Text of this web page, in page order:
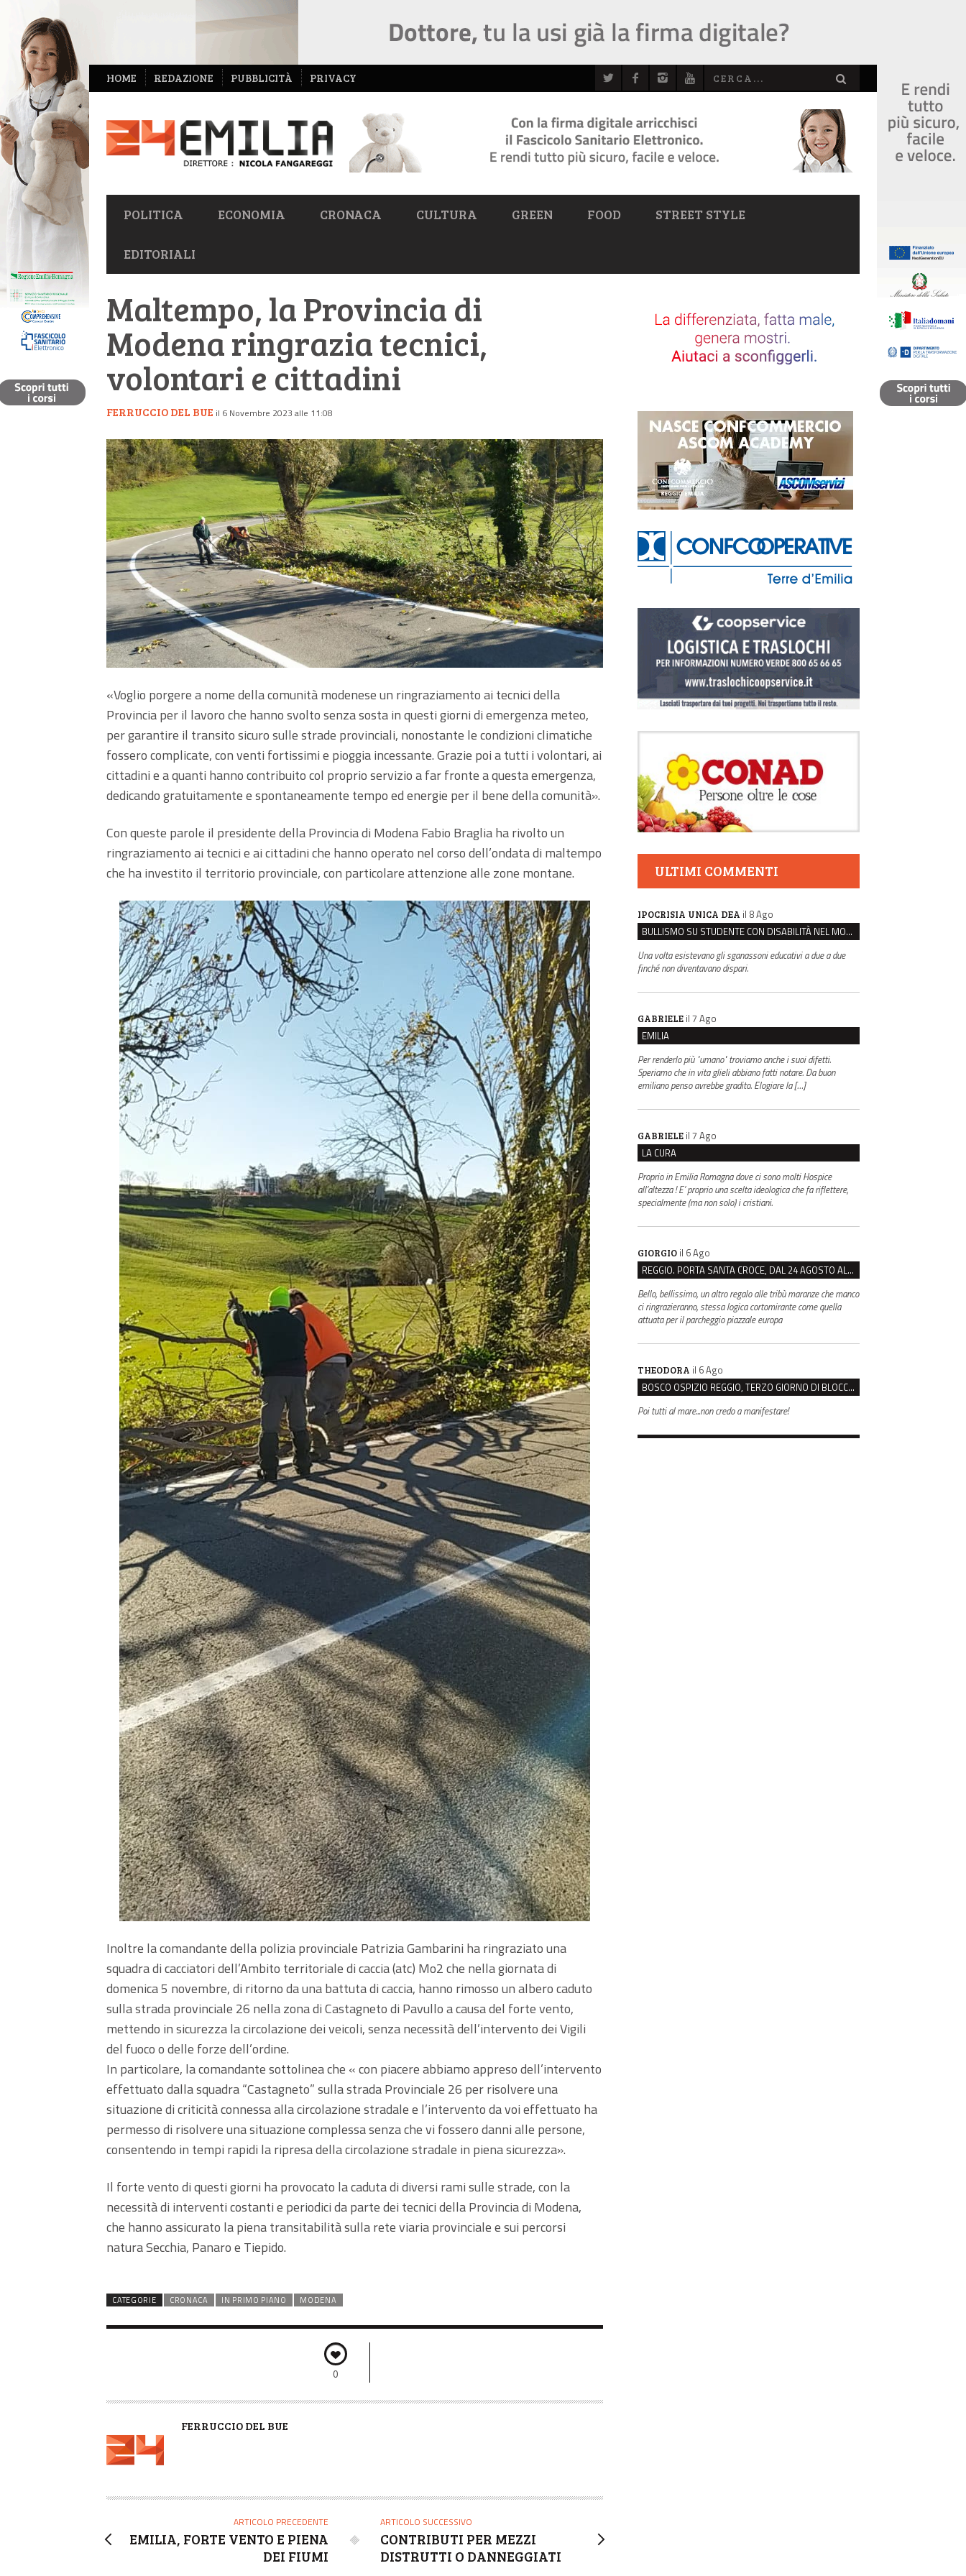
NAVIGAZIONE
SECONDARIA
HOME REDAZIONE PUBBLICITÀ PRIVACY
NAVIGAZIONE
PRIMARIA
POLITICA ECONOMIA CRONACA CULTURA GREEN FOOD STREET STYLE
EDITORIALI
Maltempo, la Provincia di
Modena ringrazia tecnici,
volontari e cittadini
FERRUCCIO DEL BUE il 6 Novembre 2023 alle 11:08
«Voglio porgere a nome della comunità modenese un ringraziamento ai tecnici della
Provincia per il lavoro che hanno svolto senza sosta in questi giorni di emergenza meteo,
per garantire il transito sicuro sulle strade provinciali, nonostante le condizioni climatiche
fossero complicate, con venti fortissimi e pioggia incessante. Grazie poi a tutti i volontari, ai
cittadini e a quanti hanno contribuito col proprio servizio a far fronte a questa emergenza,
dedicando gratuitamente e spontaneamente tempo ed energie per il bene della comunità».
Con queste parole il presidente della Provincia di Modena Fabio Braglia ha rivolto un
ringraziamento ai tecnici e ai cittadini che hanno operato nel corso dell’ondata di maltempo
che ha investito il territorio provinciale, con particolare attenzione alle zone montane.
Inoltre la comandante della polizia provinciale Patrizia Gambarini ha ringraziato una
squadra di cacciatori dell’Ambito territoriale di caccia (atc) Mo2 che nella giornata di
domenica 5 novembre, di ritorno da una battuta di caccia, hanno rimosso un albero caduto
sulla strada provinciale 26 nella zona di Castagneto di Pavullo a causa del forte vento,
mettendo in sicurezza la circolazione dei veicoli, senza necessità dell’intervento dei Vigili
del fuoco o delle forze dell’ordine.
In particolare, la comandante sottolinea che « con piacere abbiamo appreso dell’intervento
effettuato dalla squadra “Castagneto” sulla strada Provinciale 26 per risolvere una
situazione di criticità connessa alla circolazione stradale e l’intervento da voi effettuato ha
permesso di risolvere una situazione complessa senza che vi fossero danni alle persone,
consentendo in tempi rapidi la ripresa della circolazione stradale in piena sicurezza».
Il forte vento di questi giorni ha provocato la caduta di diversi rami sulle strade, con la
necessità di interventi costanti e periodici da parte dei tecnici della Provincia di Modena,
che hanno assicurato la piena transitabilità sulla rete viaria provinciale e sui percorsi
natura Secchia, Panaro e Tiepido.
CATEGORIE CRONACA IN PRIMO PIANO MODENA
0
A
R
FERRUCCIO DEL BUE
ARTICOLO PRECEDENTE
EMILIA, FORTE VENTO E PIENA
DEI FIUMI
ARTICOLO SUCCESSIVO
CONTRIBUTI PER MEZZI
DISTRUTTI O DANNEGGIATI
ULTIMI COMMENTI
IPOCRISIA UNICA DEA il 8 Ago
BULLISMO SU STUDENTE CON DISABILITÀ NEL MODENESE, INDAGATI DUE RAGAZZI DI 16 ANNI
Una volta esistevano gli sganassoni educativi a due a due
finché non diventavano dispari.
GABRIELE il 7 Ago
EMILIA
Per renderlo più "umano" troviamo anche i suoi difetti.
Speriamo che in vita glieli abbiano fatti notare. Da buon
emiliano penso avrebbe gradito. Elogiare la […]
GABRIELE il 7 Ago
LA CURA
Proprio in Emilia Romagna dove ci sono molti Hospice
all’altezza ! E’ proprio una scelta ideologica che fa riflettere,
specialmente (ma non solo) i cristiani.
GIORGIO il 6 Ago
REGGIO. PORTA SANTA CROCE, DAL 24 AGOSTO AL VIA IL CANTIERE PER IL NUOVO COLLETTORE FOGNARIO
Bello, bellissimo, un altro regalo alle tribù maranze che manco
ci ringrazieranno, stessa logica cortomirante come quella
attuata per il parcheggio piazzale europa
THEODORA il 6 Ago
BOSCO OSPIZIO REGGIO, TERZO GIORNO DI BLOCCO. IL COMITATO: “PRESIDIO FINO A VENERDÌ”
Poi tutti al mare...non credo a manifestare!